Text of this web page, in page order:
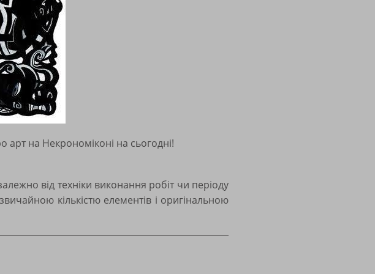
арт на Некрономіконі на сьогодні!
від техніки виконання робіт чи періоду
кількістю елементів і оригінальною